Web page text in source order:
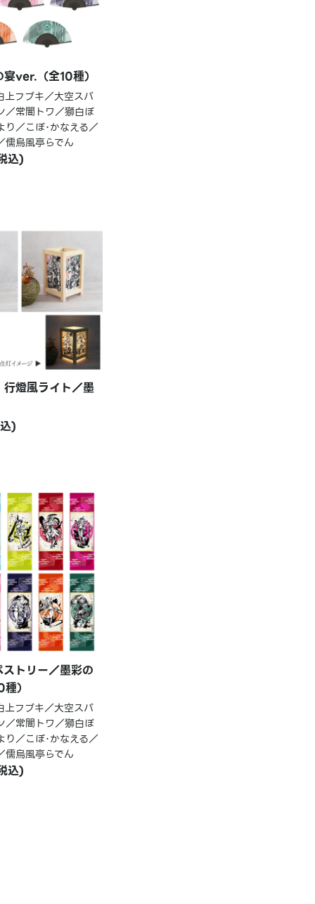
ver.（全10種）
上フブキ／大空スバ
／常闇トワ／獅白ぼ
り／こぼ･かなえる／
儒烏風亭らでん
込)
燈風ライト／墨
)
トリー／墨彩の
）
上フブキ／大空スバ
／常闇トワ／獅白ぼ
り／こぼ･かなえる／
儒烏風亭らでん
込)